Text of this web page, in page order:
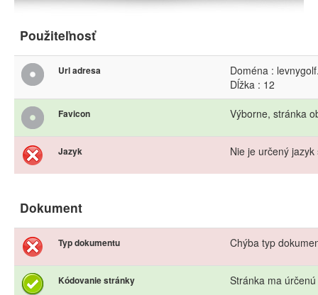
Použiteľnosť
Url adresa
Doména :
Dĺžka : 12
Favicon Výborne, stránka
Jazyk Nie je určený
Dokument
Typ dokumentu Chýba typ
Kódovanie stránky Stránka ma